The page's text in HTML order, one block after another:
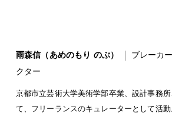
雨森信（あめのもり のぶ）
ブレーカ
クター
京都市立芸術大学美術学部卒業、設計事務
て、フリーランスのキュレーターとして活